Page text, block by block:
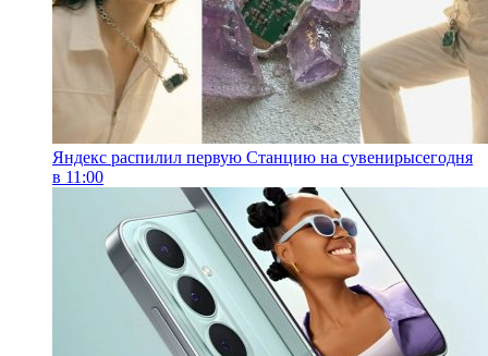
Яндекс распилил первую Станцию на сувенирысегодня
в 11:00